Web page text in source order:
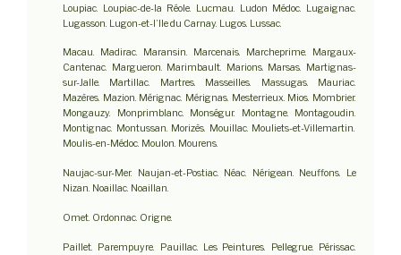
Loupiac. Loupiac-de-la Réole. Lucmau. Ludon Médoc. Lugaignac.
Lugasson. Lugon-et-l’Ile du Carnay. Lugos. Lussac.
Macau. Madirac. Maransin. Marcenais. Marcheprime. Margaux-
Cantenac. Margueron. Marimbault. Marions. Marsas. Martignas-
sur-Jalle. Martillac. Martres. Masseilles. Massugas. Mauriac.
Mazères. Mazion. Mérignac. Mérignas. Mesterrieux. Mios. Mombrier.
Mongauzy. Monprimblanc. Monségur. Montagne. Montagoudin.
Montignac. Montussan. Morizès. Mouillac. Mouliets-et-Villemartin.
Moulis-en-Médoc. Moulon. Mourens.
Naujac-sur-Mer. Naujan-et-Postiac. Néac. Nérigean. Neuffons. Le
Nizan. Noaillac. Noaillan.
Omet. Ordonnac. Origne.
Paillet. Parempuyre. Pauillac. Les Peintures. Pellegrue. Périssac.